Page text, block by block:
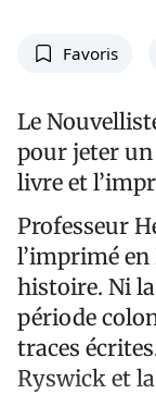
Favoris
Le
pour jeter
livre et
Professeur
l’imprimé en
histoire. Ni
période
traces
Ryswick et